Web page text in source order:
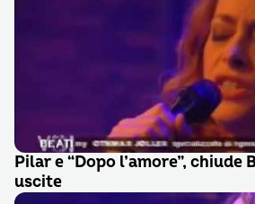
Pilar e “Dopo l’amore”, chiude
uscite